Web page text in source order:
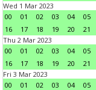
Wed 1 Mar 2023
00
01 02 03 04 05
16
17 18 19 20 21
Thu 2 Mar 2023
00
01 02 03 04 05
16
17 18 19 20 21
Fri 3 Mar 2023
00
01 02 03 04 05